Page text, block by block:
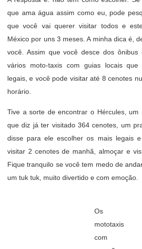
que ama água assim como eu, pode
que você vai querer visitar todos e
México por uns 3 meses. A minha dica é,
você. Assim que você desce dos ônibus
vários moto-taxis com guias locais
legais, e você pode visitar até 8 cenotes
horário.
Tive a sorte de encontrar o Hércules, um
que diz já ter visitado 364 cenotes, um
disse para ele escolher os mais legais e
visitar 2 cenotes de manhã, almoçar e
Fique tranquilo se você tem medo de
um tuk tuk, muito divertido e com emoção.
Os
mototaxis
com